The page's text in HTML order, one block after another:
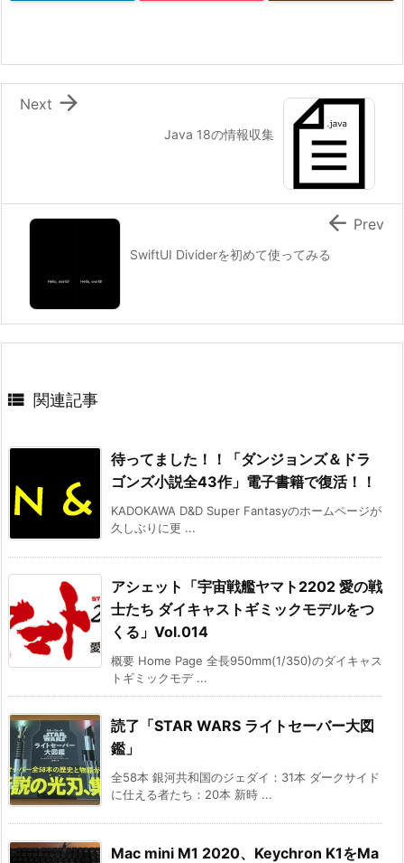
Java 18の情報収集

Next
SwiftUI Dividerを初めて使ってみる
 Prev
 関連記事
待ってました！！「ダンジョンズ＆ドラ
ゴンズ小説全43作」電子書籍で復活！！
KADOKAWA D&D Super Fantasyのホームページが
久しぶりに更 ...
アシェット「宇宙戦艦ヤマト2202 愛の戦
士たち ダイキャストギミックモデルをつ
くる」Vol.014
概要 Home Page 全長950mm(1/350)のダイキャス
トギミックモデ ...
読了「STAR WARS ライトセーバー大図
鑑」
全58本 銀河共和国のジェダイ：31本 ダークサイド
に仕える者たち：20本 新時 ...
Mac mini M1 2020、Keychron K1をMa